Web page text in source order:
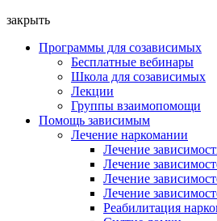
закрыть
Программы для созависимых
Бесплатные вебинары
Школа для созависимых
Лекции
Группы взаимопомощи
Помощь зависимым
Лечение наркомании
Лечение
Лечение
Лечение
Лечение
Реабилитация